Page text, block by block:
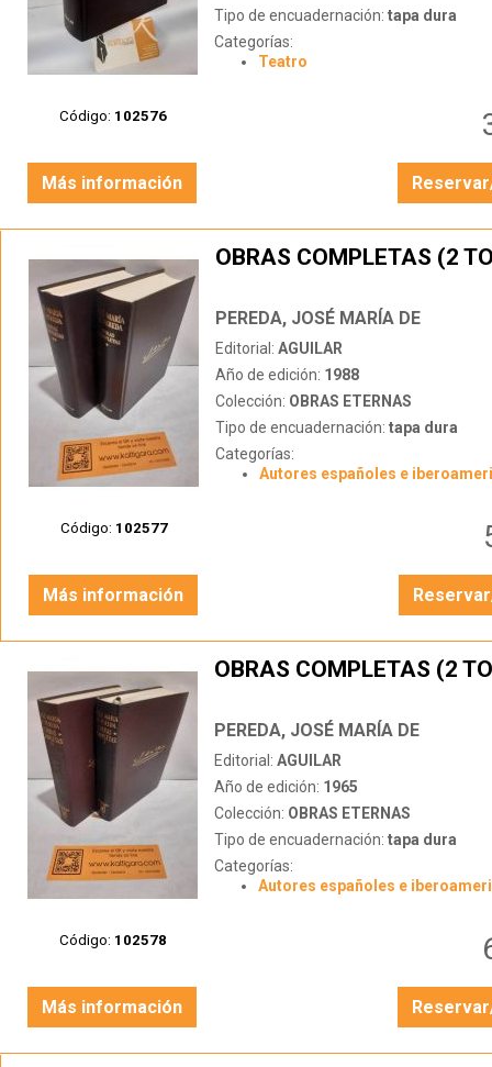
Código: 102576
Tipo de encuadernación: tapa dura
Categorías:
Teatro
Más información
Código: 102577
OBRAS COMPLETAS (2
PEREDA, JOSÉ MARÍA DE
Editorial: AGUILAR
Año de edición: 1988
Colección: OBRAS ETERNAS
Tipo de encuadernación: tapa dura
Categorías:
Autores españoles e
Más información
Código: 102578
OBRAS COMPLETAS (2
PEREDA, JOSÉ MARÍA DE
Editorial: AGUILAR
Año de edición: 1965
Colección: OBRAS ETERNAS
Tipo de encuadernación: tapa dura
Categorías:
Autores españoles e
Más información